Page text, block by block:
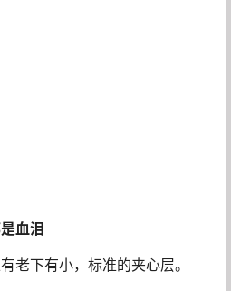
血泪
老下有小，标准的夹心层。